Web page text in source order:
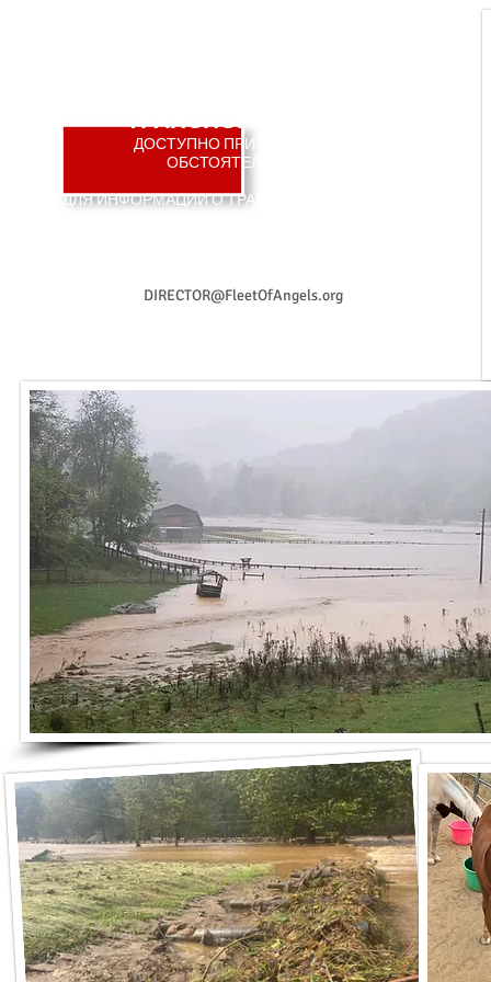
УКРАИНА ЛОШАДИ
СПЕЦИАЛЬНЫЙ ФОНД
ВОЕННОГО ВРЕМЕНИ
ЧРЕЗВЫЧАЙНАЯ
ПОДДЕРЖКА
ТРАНСПОРТИРОВКУ
ДОСТУПНО ПРИ НЕКОТОРЫХ
ОБСТОЯТЕЛЬСТВАХ
ДЛЯ ИНФОРМАЦИИ О ТРАНСПОРТНЫХ ГРАНТАХ
DIRECTOR@FleetOfAngels.org
ПОДАТЬ ЗАЯВКУ НА ЭТОТ ГРАНТ ТОЛЬКО ЕСЛИ